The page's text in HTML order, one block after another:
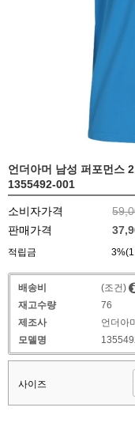
언더아머 남성 퍼포먼스
1355492-001
소비자가격
판매가격
적립금
배송비 (조건)
재고수량
76
제조사
언더아
모델명
사이즈